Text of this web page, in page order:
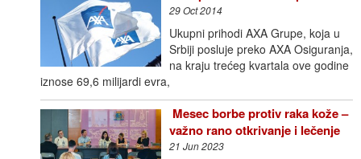
29 Oct 2014
Ukupni prihodi AXA Grupe, koja u
Srbiji posluje preko AXA Osiguranja,
na kraju trećeg kvartala ove godine
iznose 69,6 milijardi evra,
Mesec borbe protiv raka kože –
važno rano otkrivanje i lečenje
21 Jun 2023